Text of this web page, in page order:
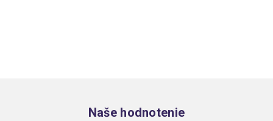
Naše hodnotenie